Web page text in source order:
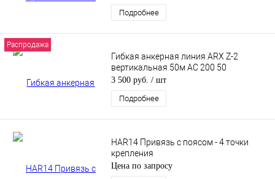
Подробнее
Распродажа
Гибкая анкерная линия ARX Z-2
вертикальная 50м AC 200 50
3 500 руб. / шт
Подробнее
HAR14 Привязь с поясом - 4 точки
крепления
Цена по запросу